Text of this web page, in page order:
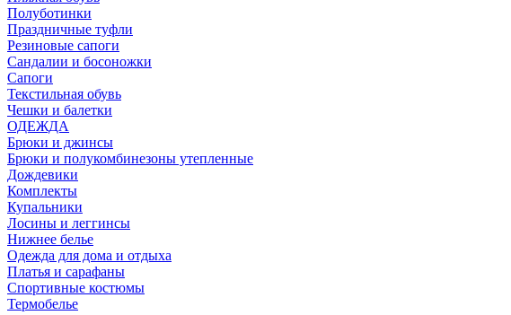
Полуботинки
Праздничные туфли
Резиновые сапоги
Сандалии и босоножки
Сапоги
Текстильная обувь
Чешки и балетки
ОДЕЖДА
Брюки и джинсы
Брюки и полукомбинезоны утепленные
Дождевики
Комплекты
Купальники
Лосины и леггинсы
Нижнее белье
Одежда для дома и отдыха
Платья и сарафаны
Спортивные костюмы
Термобелье